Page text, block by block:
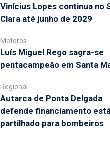
Vinícius Lopes continua no
Clara até junho de 2029
Motores
Luís Miguel Rego sagra-se
pentacampeão em Santa
Regional
Autarca de Ponta Delgada
defende financiamento
partilhado para bombeiros